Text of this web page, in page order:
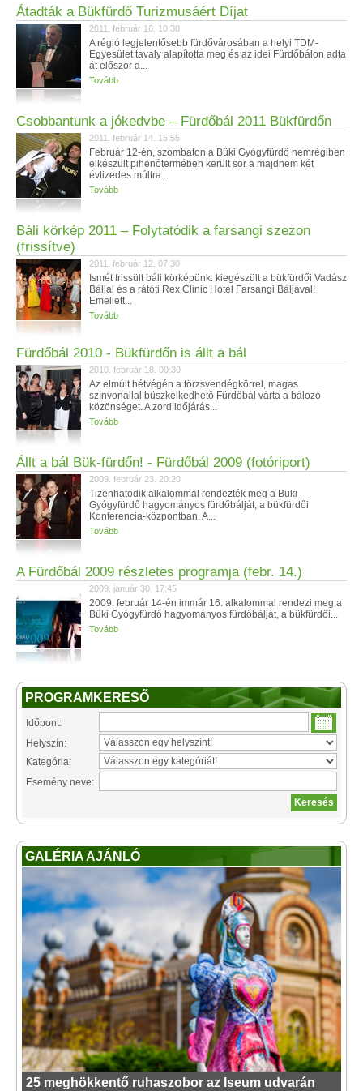
Átadták a Bükfürdő Turizmusáért Díjat
2011. február 16. 10:30
A régió legjelentősebb fürdővárosában a helyi TDM-
Egyesület tavaly alapította meg és az idei Fürdőbálon adta
át először a...
Tovább
Csobbantunk a jókedvbe – Fürdőbál 2011 Bükfürdőn
2011. február 14. 15:55
Február 12-én, szombaton a Büki Gyógyfürdő nemrégiben
elkészült pihenőtermében került sor a majdnem két
évtizedes múltra...
Tovább
Báli körkép 2011 – Folytatódik a farsangi szezon
(frissítve)
2011. február 12. 07:30
Ismét frissült báli körképünk: kiegészült a bükfürdői Vadász
Bállal és a rátóti Rex Clinic Hotel Farsangi Báljával!
Emellett...
Tovább
Fürdőbál 2010 - Bükfürdőn is állt a bál
2010. február 18. 00:30
Az elmúlt hétvégén a törzsvendégkörrel, magas
színvonallal büszkélkedhető Fürdőbál várta a bálozó
közönséget. A zord időjárás...
Tovább
Állt a bál Bük-fürdőn! - Fürdőbál 2009 (fotóriport)
2009. február 23. 20:20
Tizenhatodik alkalommal rendezték meg a Büki
Gyógyfürdő hagyományos fürdőbálját, a bükfürdői
Konferencia-központban. A...
Tovább
A Fürdőbál 2009 részletes programja (febr. 14.)
2009. január 30. 17:45
2009. február 14-én immár 16. alkalommal rendezi meg a
Büki Gyógyfürdő hagyományos fürdőbálját, a bükfürdői...
Tovább
PROGRAMKERESŐ
Időpont:
Helyszín:
Kategória:
Esemény neve:
GALÉRIA AJÁNLÓ
25 meghökkentő ruhaszobor az Iseum udvarán